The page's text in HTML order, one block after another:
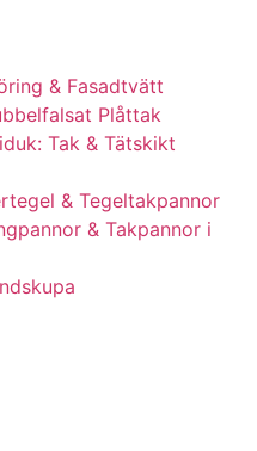
& Fasadtvätt
Plåttak
Tak & Tätskikt
& Tegeltakpannor
& Takpannor i